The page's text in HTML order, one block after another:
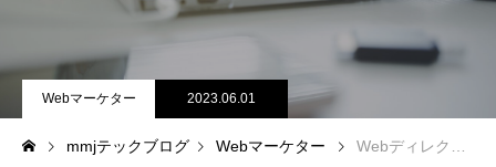
スタッフ紹介
仕事を知る
Webマーケター 2023.06.01
mmjテックブログ Webマーケター Webディレクターとしてのキャリア